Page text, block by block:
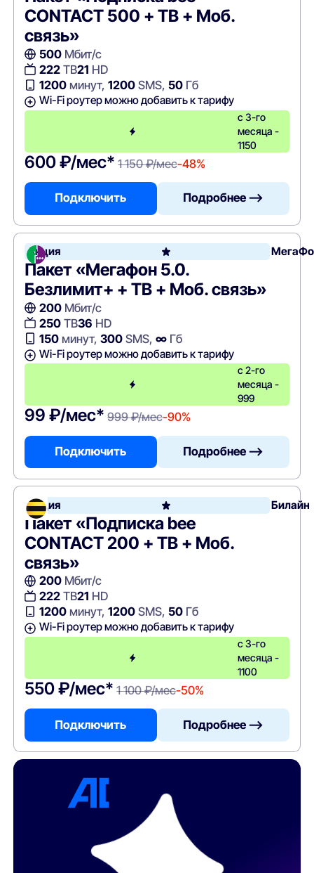
CONTACT 500 + ТВ + Моб.
связь»
500Мбит/с
222ТВ21 HD
1200минут, 1200SMS, 50Гб
Wi-Fi роутер можно добавить к тарифу
с 3-го
месяца -
1150
600 ₽/мес* 1 150 ₽/мес-48%
Подключить Подробнее —>
Акция
Пакет «Мегафон 5.0.
Безлимит+ + ТВ + Моб. связь»
200Мбит/с
250ТВ36 HD
150минут, 300SMS, ∞Гб
Wi-Fi роутер можно добавить к тарифу
с 2-го
месяца -
999
99 ₽/мес* 999 ₽/мес-90%
Подключить Подробнее —>
Акция Билайн
Пакет «Подписка bee
CONTACT 200 + ТВ + Моб.
связь»
200Мбит/с
222ТВ21 HD
1200минут, 1200SMS, 50Гб
Wi-Fi роутер можно добавить к тарифу
с 3-го
месяца -
1100
550 ₽/мес* 1 100 ₽/мес-50%
Подключить Подробнее —>